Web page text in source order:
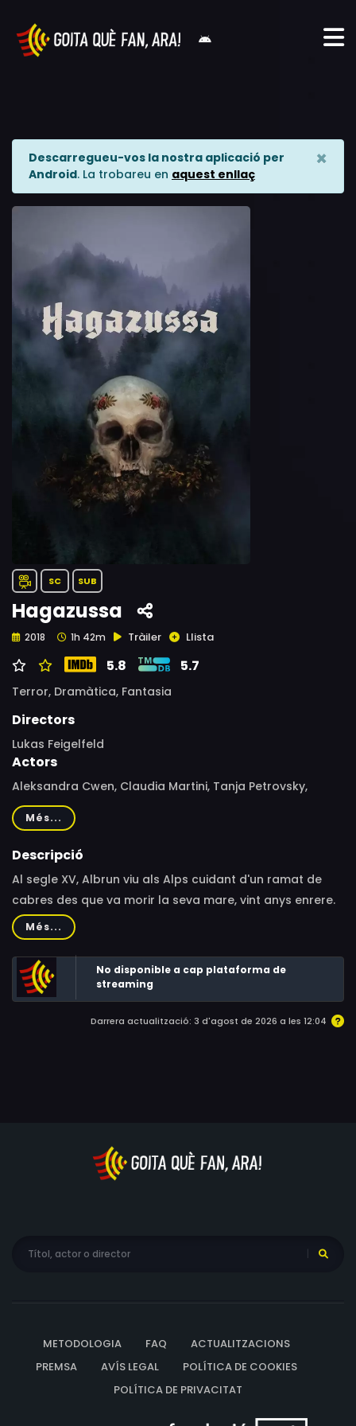
Descarregueu-vos la nostra aplicació per
Android. La trobareu en aquest enllaç
×
SC SUB
Hagazussa
2018 1h 42m Tràiler Llista
5.8 5.7
Terror, Dramàtica, Fantasia
Directors
Lukas Feigelfeld
Actors
Aleksandra Cwen, Claudia Martini, Tanja Petrovsky,
Haymon Maria Buttinger, Celina Peter, Gerdi Marlen
Simon, Franz Stadler, Thomas Petruo, Judith Geerts, Kilian
Abeltshauser, Maximilian Hinterberger, Richard Gerum,
Andrea Esletzbichler, Martin Eisl, Benjamin Travincek,
Simon Lubinski
Més...
Descripció
Al segle XV, Albrun viu als Alps cuidant d'un ramat de
cabres des que va morir la seva mare, vint anys enrere.
Un dia, s'adona que hi ha una presència sinistra dins el
bosc, i la por farà que la seva realitat comenci a ser un
malson.
Més...
No disponible a cap plataforma de
streaming
Darrera actualització: 3 d'agost de 2026 a les 12:04
METODOLOGIA FAQ
ACTUALITZACIONS
PREMSA
AVÍS LEGAL
POLÍTICA DE COOKIES
POLÍTICA DE PRIVACITAT